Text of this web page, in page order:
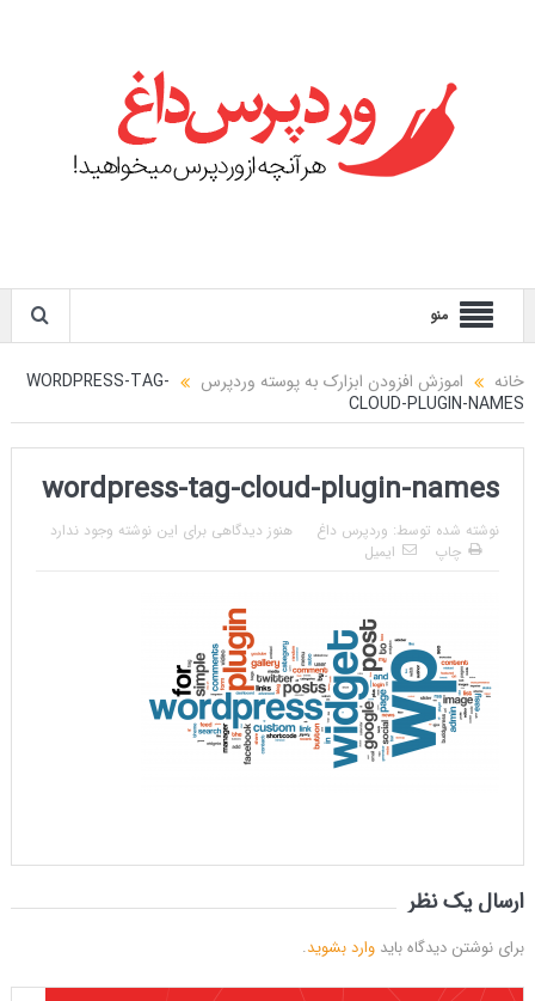
منو
خانه اموزش افزودن ابزارک به پوسته وردپرس
WORDPRESS-TAG-
CLOUD-PLUGIN-NAMES
wordpress-tag-cloud-plugin-names
نوشته شده توسط: وردپرس داغ
هنوز دیدگاهی برای این نوشته وجود ندارد
چاپ
ایمیل
ارسال یک نظر
برای نوشتن دیدگاه باید وارد بشوید.